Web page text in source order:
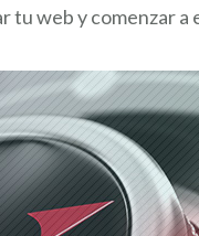
tu web y comenzar